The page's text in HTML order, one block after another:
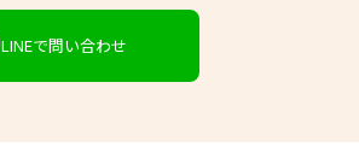
LINEで問い合わせ